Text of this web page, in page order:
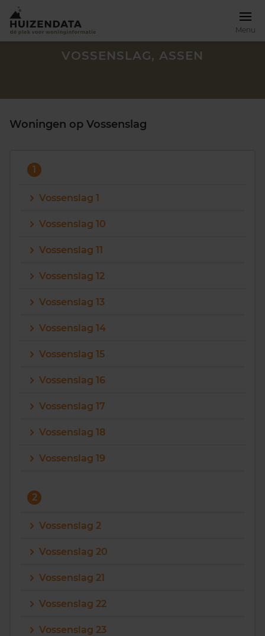
Menu
088 220 4200
Maandag t/m vrijdag - 08:00 -18:00
VOSSENSLAG, ASSEN
Woningen op Vossenslag
1
Vossenslag 1
Vossenslag 10
Vossenslag 11
Vossenslag 12
Vossenslag 13
Vossenslag 14
Vossenslag 15
Vossenslag 16
Vossenslag 17
Vossenslag 18
Vossenslag 19
2
Vossenslag 2
Vossenslag 20
Vossenslag 21
Vossenslag 22
Vossenslag 23